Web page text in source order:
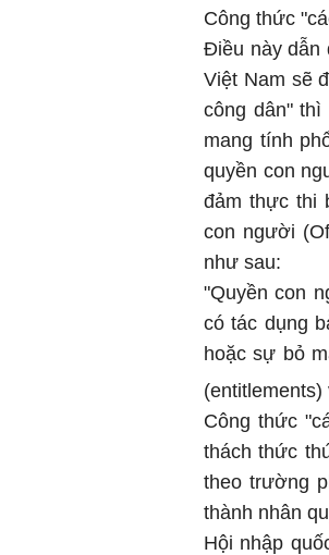
Công thức
Điều này dẫn
Việt Nam sẽ
công dân" thì
mang tính
quyền con
đảm thực thi
con người
như sau:
"Quyền con
có tác dụng
hoặc sự bỏ
Công thức
thách thức
theo trường
thành nhân
Hội nhập